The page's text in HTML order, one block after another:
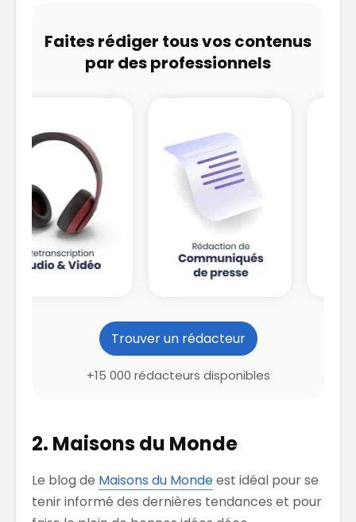
Faites rédiger tous vos contenus
par des professionnels
Trouver un rédacteur
+15 000 rédacteurs disponibles
2. Maisons du Monde
Le blog de Maisons du Mondeest idéal pour se
tenir informé des dernières tendances et pour